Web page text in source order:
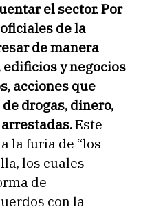
el sector. Por
de la
de manera
y negocios
acciones que
drogas, dinero,
Este
la furia de “los
los cuales
de
con la